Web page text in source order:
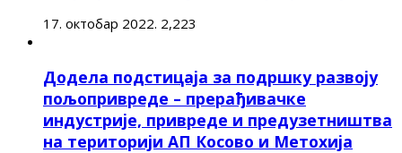
17. октобар 2022. 2,223
Додела подстицаја за подршку развоју
пољопривреде – прерађивачке
индустрије, привреде и предузетништва
на територији АП Косово и Метохија